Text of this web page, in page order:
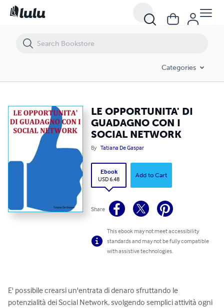
Categories
LE OPPORTUNITA' DI
GUADAGNO CON I
SOCIAL NETWORK
By Tatiana De Gaspar
Ebook
USD 6.48
Add to Cart
Share
This ebook may not meet accessibility
standards and may not be fully compatible
with assistive technologies.
E' possibile crearsi un'entrata di denaro sfruttando le
potenzialità dei Social Network, svolgendo semplici attività ogni
LE OPPORTUNITA' DI GUADAGNO CON I SOCIAL NETWORK